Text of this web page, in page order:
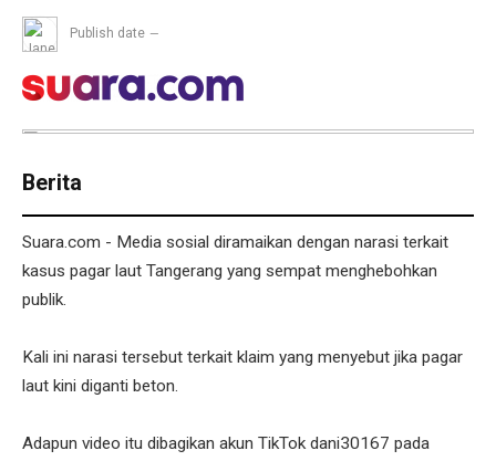
Publish date
Berita
Suara.com - Media sosial diramaikan dengan narasi terkait
kasus pagar laut Tangerang yang sempat menghebohkan
publik.
Kali ini narasi tersebut terkait klaim yang menyebut jika pagar
laut kini diganti beton.
Adapun video itu dibagikan akun TikTok dani30167 pada